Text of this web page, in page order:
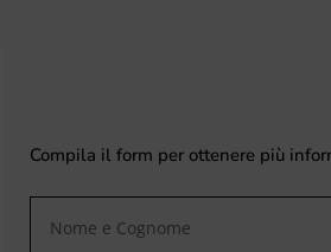
Compila il form per ottenere più